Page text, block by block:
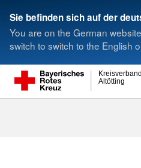
Sie befinden sich auf der
You are on the German
switch to switch to the English
Altötting
Kreisverband